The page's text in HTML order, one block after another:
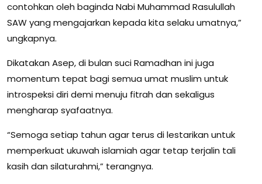
contohkan oleh baginda Nabi Muhammad Rasulullah
SAW yang mengajarkan kepada kita selaku umatnya,”
ungkapnya.
Dikatakan Asep, di bulan suci Ramadhan ini juga
momentum tepat bagi semua umat muslim untuk
introspeksi diri demi menuju fitrah dan sekaligus
mengharap syafaatnya.
“Semoga setiap tahun agar terus di lestarikan untuk
memperkuat ukuwah islamiah agar tetap terjalin tali
kasih dan silaturahmi,” terangnya.